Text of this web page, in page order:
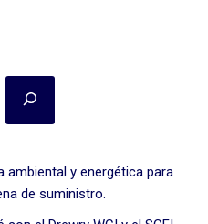
ambiental y energética para
de suministro.